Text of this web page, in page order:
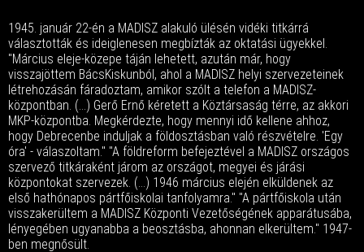
1945. január 22-én a MADISZ alakuló ülésén vidéki titkárrá
választották és ideiglenesen megbízták az oktatási ügyekkel.
"Március eleje-közepe táján lehetett, azután már, hogy
visszajöttem BácsKiskunból, ahol a MADISZ helyi szervezeteinek
létrehozásán fáradoztam, amikor szólt a telefon a MADISZ-
központban. (...) Gerő Ernő kéretett a Köztársaság térre, az akkori
MKP-központba. Megkérdezte, hogy mennyi idő kellene ahhoz,
hogy Debrecenbe induljak a földosztásban való részvételre. 'Egy
óra' - válaszoltam." "A földreform befejeztével a MADISZ országos
szervező titkáraként járom az országot, megyei és járási
központokat szervezek. (...) 1946 március elején elküldenek az
első hathónapos pártfőiskolai tanfolyamra." "A pártfőiskola után
visszakerültem a MADISZ Központi Vezetőségének apparátusába,
lényegében ugyanabba a beosztásba, ahonnan elkerültem." 1947-
ben megnősült.